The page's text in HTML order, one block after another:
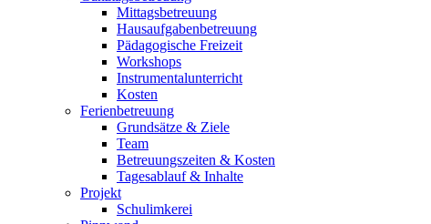
Mittagsbetreuung
Hausaufgabenbetreuung
Pädagogische Freizeit
Workshops
Instrumentalunterricht
Kosten
Ferienbetreuung
Grundsätze & Ziele
Team
Betreuungszeiten & Kosten
Tagesablauf & Inhalte
Projekt
Schulimkerei